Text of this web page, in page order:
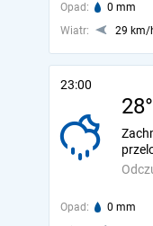
Opad: 0 mm
Wiatr:
29 km/
23:00
Opad: 0 mm